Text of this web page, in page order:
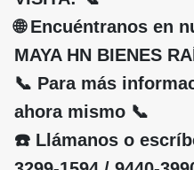
🌐 Encuéntranos en
MAYA HN BIENES
📞 Para más
ahora mismo 📞
☎️ Llámanos o